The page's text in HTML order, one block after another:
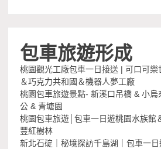
包車旅遊形成
桃園觀光工廠包車一日接送 | 可口可樂
＆巧克力共和國＆機器人夢工廠
桃園包車旅遊景點- 新溪口吊橋 & 小
公 & 青塘園
桃園包車旅遊│包車一日遊桃園水族館
豐紅樹林
新北石碇｜秘境探訪千島湖｜包車一日